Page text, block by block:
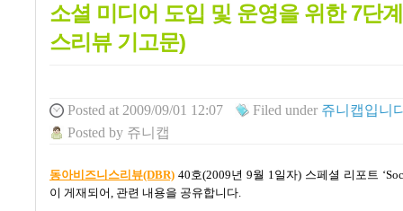
소셜 미디어 도입 및 운영을 위한 7단
스리뷰 기고문)
Posted at 2009/09/01 12:07 Filed under 쥬니캡입니
Posted by 쥬니캡
동아비즈니스리뷰(DBR) 40호(2009년 9월 1일자) 스페셜 리포트
이 게재되어, 관련 내용을 공유합니다.